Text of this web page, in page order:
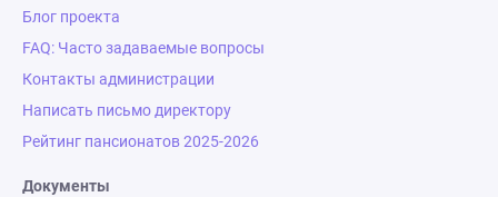
Блог проекта
FAQ: Часто задаваемые вопросы
Контакты администрации
Написать письмо директору
Рейтинг пансионатов 2025-2026
Документы